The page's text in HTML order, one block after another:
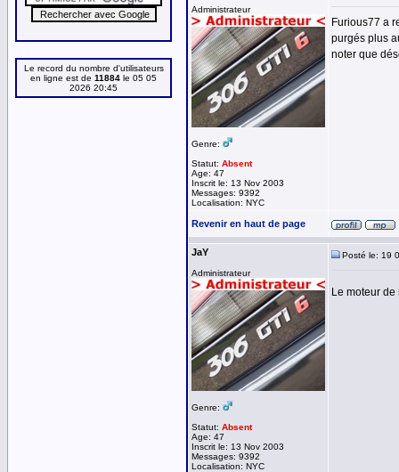
Le record du nombre d'utilisateurs
en ligne est de 11884 le 05 05
2026 20:45
Administrateur
Genre:
Statut: Absent
Age: 47
Inscrit le: 13 Nov 2003
Messages: 9392
Localisation: NYC
Furious77 a
purgés plus
noter que
Revenir en haut de page
JaY
Administrateur
Genre:
Statut: Absent
Age: 47
Inscrit le: 13 Nov 2003
Messages: 9392
Localisation: NYC
Posté le: 19
Le moteur